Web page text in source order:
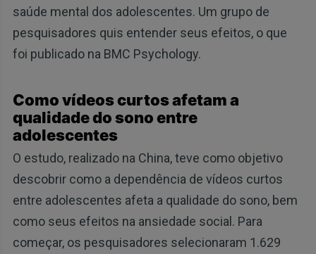
saúde mental dos adolescentes. Um grupo de
pesquisadores quis entender seus efeitos, o que
foi publicado na BMC Psychology.
Como vídeos curtos afetam a
qualidade do sono entre
adolescentes
O estudo, realizado na China, teve como objetivo
descobrir como a dependência de vídeos curtos
entre adolescentes afeta a qualidade do sono, bem
como seus efeitos na ansiedade social. Para
começar, os pesquisadores selecionaram 1.629